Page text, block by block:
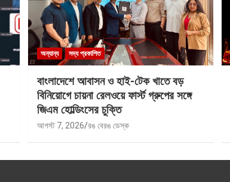
অন্যান্য সদ্য প্রকাশিত
বাংলাদেশে আবাসন ও হাই-টেক খাতে বড়
বিনিয়োগে চায়না রেলওয়ে ফার্স্ট গ্রুপের সঙ্গে
জিএম হোল্ডিংসের চুক্তি
আগস্ট 7, 2026 রঙ বেরঙ ডেস্ক